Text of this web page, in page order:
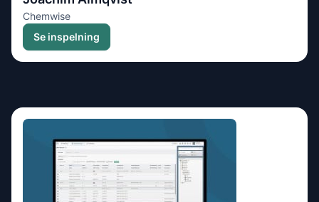
Chemwise
Se inspelning